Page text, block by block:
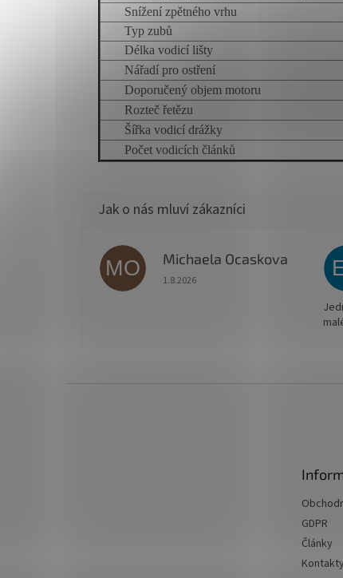
Snížení zpětného vrhu
Typ zubů
Délka vodicí lišty
Nářadí pro ostření
Doporučený objem motoru
Rozteč řetězu
Šířka vodicí drážky
Počet vodicích článků
MO Michaela Ocaskova
Hodnocení obchodu je 5 z 5
1.8.2026
GDPR
Články
Kontakty